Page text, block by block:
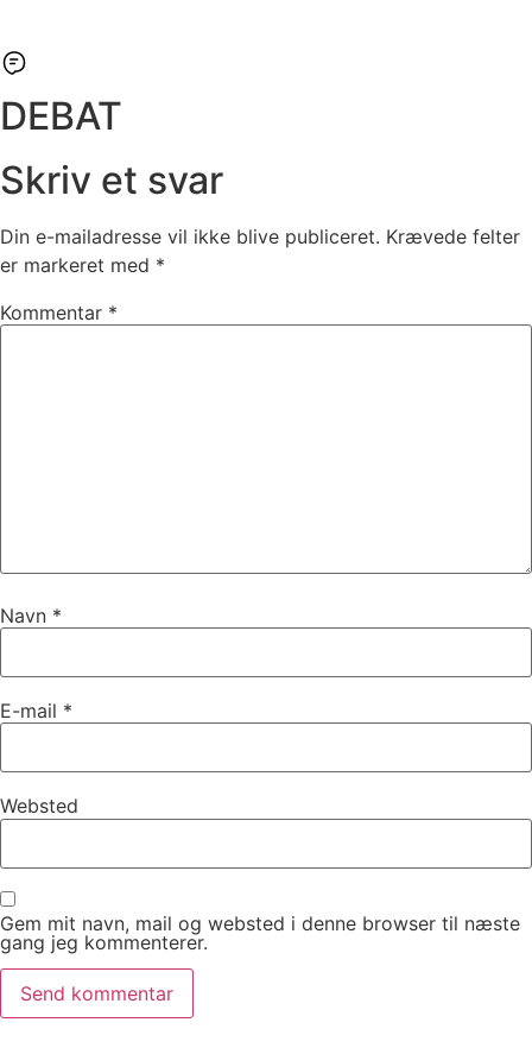
DEBAT
Skriv et svar
Din e-mailadresse vil ikke blive publiceret. Krævede felter
er markeret med *
Kommentar *
Navn *
E-mail *
Websted
Gem mit navn, mail og websted i denne browser til næste
gang jeg kommenterer.